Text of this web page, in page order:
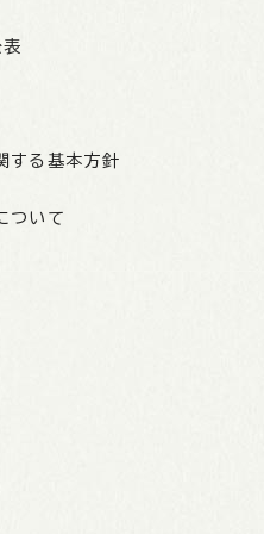
する基本方針
ついて